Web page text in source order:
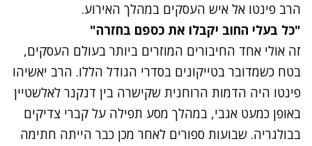
הרב פינטו אל איש העסקים במהלך האירוע.
"כל בעלי החוב יקבלו את כספם בחזרה"
זה אולי אחד החיבורים המוזרים ביותר בעולם העסקים,
בטח כשמדובר בטייקונים בסדרי הגודל הללו. הרב יאשיהו
פינטו היה הדמות הרוחנית שקישרה בין דנקנר לאלשטיין
באופן כמעט אגבי, במהלך מסע תפילה על קברי צדיקים
בבולגריה. שבועות ספורים לאחר מכן כבר הייתה חתימה